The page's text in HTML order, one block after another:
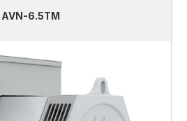
AVN-6.5TM